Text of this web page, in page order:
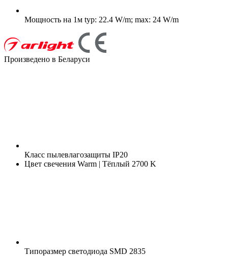
Мощность на 1м typ: 22.4 W/m; max: 24 W/m
Произведено в Беларуси
Класс пылевлагозащиты IP20
Цвет свечения Warm | Тёплый 2700 K
Типоразмер светодиода SMD 2835